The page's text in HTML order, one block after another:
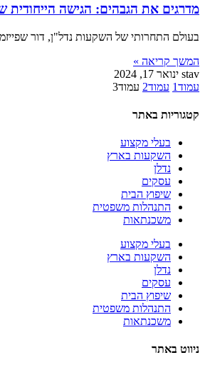
מדרגים את הגבהים: הגישה הייחודית
בעולם התחרותי של השקעות נדל"ן, דור
המשך קריאה »
stav ינואר 17, 2024
עמוד1 עמוד2 עמוד3
קטגוריות באתר
בעלי מקצוע
השקעות בארץ
נדלן
עסקים
שיפוץ הבית
התנהלות משפטית
משכנתאות
בעלי מקצוע
השקעות בארץ
נדלן
עסקים
שיפוץ הבית
התנהלות משפטית
משכנתאות
ניווט באתר